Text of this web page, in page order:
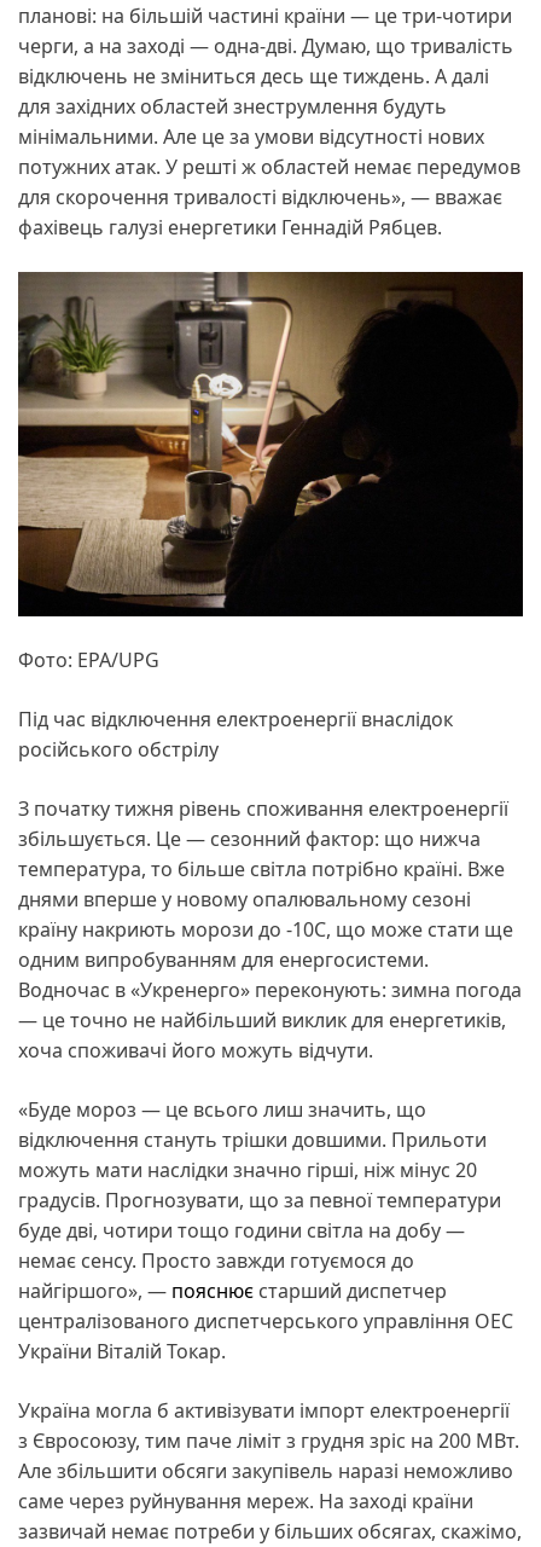
планові: на більшій частині країни — це три-чотири
черги, а на заході — одна-дві. Думаю, що тривалість
відключень не зміниться десь ще тиждень. А далі
для західних областей знеструмлення будуть
мінімальними. Але це за умови відсутності нових
потужних атак. У решті ж областей немає передумов
для скорочення тривалості відключень», — вважає
фахівець галузі енергетики Геннадій Рябцев.
Фото: EPA/UPG
Під час відключення електроенергії внаслідок
російського обстрілу
З початку тижня рівень споживання електроенергії
збільшується. Це — сезонний фактор: що нижча
температура, то більше світла потрібно країні. Вже
днями вперше у новому опалювальному сезоні
країну накриють морози до -10С, що може стати ще
одним випробуванням для енергосистеми.
Водночас в «Укренерго» переконують: зимна погода
— це точно не найбільший виклик для енергетиків,
хоча споживачі його можуть відчути.
«Буде мороз — це всього лиш значить, що
відключення стануть трішки довшими. Прильоти
можуть мати наслідки значно гірші, ніж мінус 20
градусів. Прогнозувати, що за певної температури
буде дві, чотири тощо години світла на добу —
немає сенсу. Просто завжди готуємося до
найгіршого», — пояснює старший диспетчер
централізованого диспетчерського управління ОЕС
України Віталій Токар.
Україна могла б активізувати імпорт електроенергії
з Євросоюзу, тим паче ліміт з грудня зріс на 200 МВт.
Але збільшити обсяги закупівель наразі неможливо
саме через руйнування мереж. На заході країни
зазвичай немає потреби у більших обсягах, скажімо,